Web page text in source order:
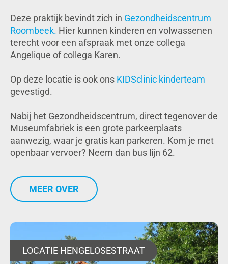
Deze praktijk bevindt zich in Gezondheidscentrum
Roombeek. Hier kunnen kinderen en volwassenen
terecht voor een afspraak met onze collega
Angelique of collega Karen.
Op deze locatie is ook ons KIDSclinic kinderteam
gevestigd.
Nabij het Gezondheidscentrum, direct tegenover de
Museumfabriek is een grote parkeerplaats
aanwezig, waar je gratis kan parkeren. Kom je met
openbaar vervoer? Neem dan bus lijn 62.
MEER OVER
LOCATIE HENGELOSESTRAAT